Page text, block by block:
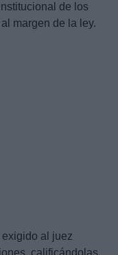
de los
margen de la ley.
exigido al juez